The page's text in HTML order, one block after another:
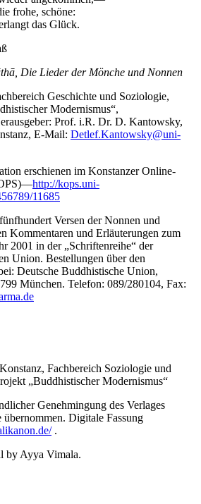
frohe, schöne:
das Glück.
Die Lieder der Mönche und Nonnen
Geschichte und Soziologie,
Modernismus“,
Prof. i.R. Dr. D. Kantowsky,
E-Mail: Detlef.Kantowsky@uni-
erschienen im Konstanzer Online-
http://kops.uni-
11685
Versen der Nonnen und
Kommentaren und Erläuterungen zum
2001 in der „Schriftenreihe“ der
Union. Bestellungen über den
Deutsche Buddhistische Union,
München. Telefon: 089/280104, Fax:
Fachbereich Soziologie und
„Buddhistischer Modernismus“
Genehmingung des Verlages
Digitale Fassung
.
by Ayya Vimala.